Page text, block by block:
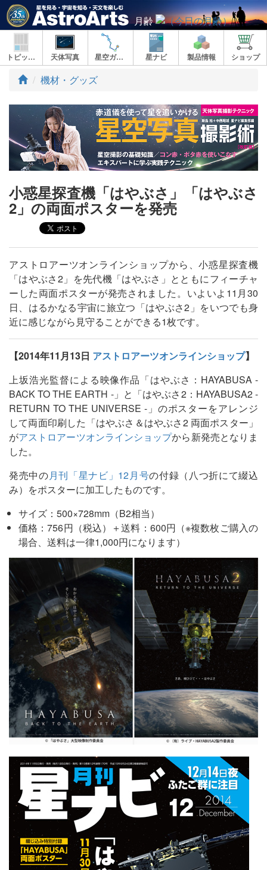
月齢
トピックス 天体写真 星空ガイド 星ナビ 製品情報 ショップ
ト
プ
機材・グッズ
小惑星探査機「はやぶさ」「はやぶさ
2」の両面ポスターを発売
アストロアーツオンラインショップから、小惑星探査機
「はやぶさ2」を先代機「はやぶさ」とともにフィーチャ
ーした両面ポスターが発売されました。いよいよ11月30
日、はるかなる宇宙に旅立つ「はやぶさ2」をいつでも身
近に感じながら見守ることができる1枚です。
【2014年11月13日 アストロアーツオンラインショップ】
上坂浩光監督による映像作品「はやぶさ：HAYABUSA -
BACK TO THE EARTH -」と「はやぶさ2：HAYABUSA2 -
RETURN TO THE UNIVERSE -」のポスターをアレンジ
して両面印刷した「はやぶさ＆はやぶさ2 両面ポスター」
がアストロアーツオンラインショップから新発売となりま
した。
発売中の月刊「星ナビ」12月号の付録（八つ折にて綴込
み）をポスターに加工したものです。
サイズ：500×728mm（B2相当）
価格：756円（税込）＋送料：600円（※複数枚ご購入の
場合、送料は一律1,000円になります）